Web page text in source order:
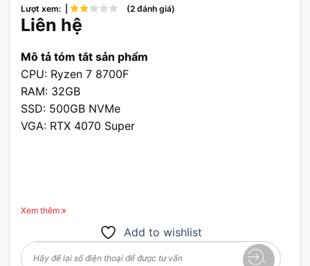
Lượt xem: | (2 đánh giá)
Liên hệ
Mô tả tóm tắt sản phẩm
CPU: Ryzen 7 8700F
RAM: 32GB
SSD: 500GB NVMe
VGA: RTX 4070 Super
Xem thêm
Add to wishlist